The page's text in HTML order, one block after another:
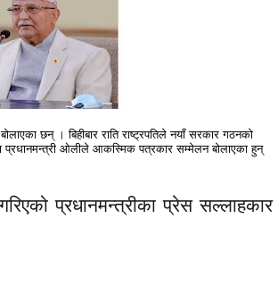
छन् । बिहीबार राति राष्ट्रपतिले नयाँ सरकार गठनको
प्रधानमन्त्री ओलीले आकस्मिक पत्रकार सम्मेलन बोलाएका हुन्
प्रधानमन्त्रीका प्रेस सल्लाहकार